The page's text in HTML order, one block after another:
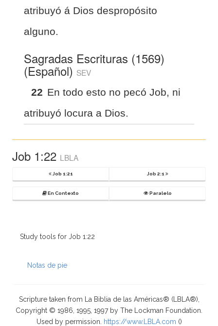
atribuyó á Dios despropósito
alguno.
Sagradas Escrituras (1569)
(Español) SEV
22 En todo esto no pecó Job, ni
atribuyó locura a Dios.
Job 1:22 LBLA
Job 1:21 Job 2:1
En Contexto Paralelo
Study tools for Job 1:22
Notas de pie
Scripture taken from La Biblia de las Américas® (LBLA®),
Copyright © 1986, 1995, 1997 by The Lockman Foundation.
Used by permission.
https://www.LBLA.com ()